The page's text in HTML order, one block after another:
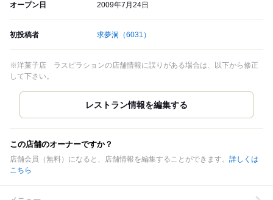
オープン日 2009年7月24日
初投稿者 求夢洞 （6031）
※洋菓子店 ラスピラションの店舗情報に誤りがある場合は、以下から修正
して下さい。
この店舗のオーナーですか？
店舗会員（無料）になると、店舗情報を編集することができます。 詳しくは
こちら